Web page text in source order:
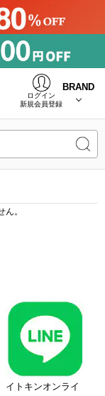
ログイン
新規会員登録
BRAND
。
イトキンオンライ